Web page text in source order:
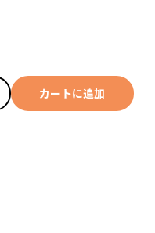
カートに追加